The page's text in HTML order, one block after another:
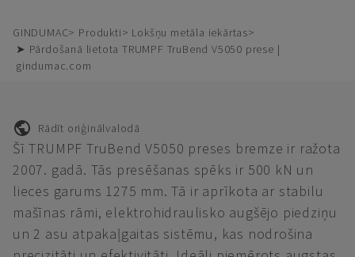
GINDUMAC Produkti
Lokšņu metāla iekārtas
➤ Pārdošanā lietota TRUMPF TruBend V5050 prese |
gindumac.com
Rādīt oriģinālvalodā
Šī TRUMPF TruBend V5050 preses bremze ir ražota
2007. gadā. Tās presēšanas spēks ir 500 kN un
lieces garums 1275 mm. Tā ir aprīkota ar stabilu
mašīnas rāmi, elektrohidraulisko augšējo piedziņu
un 2 asu atpakaļgaitas sistēmu, kas nodrošina